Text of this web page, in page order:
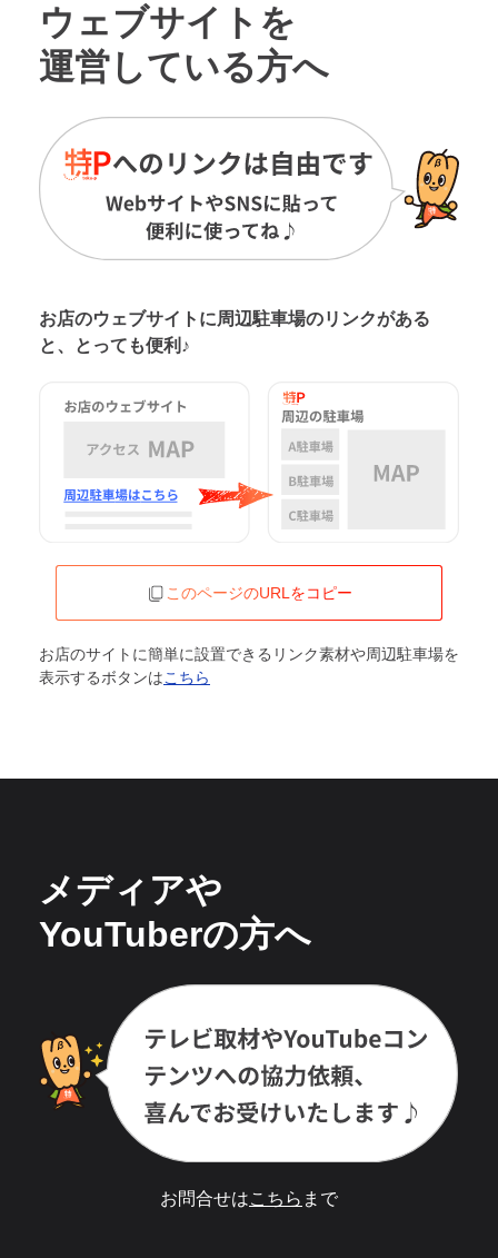
ウェブサイトを
運営している方へ
お店のウェブサイトに周辺駐車場のリンクがある
と、とっても便利♪
このページのURLをコピー
お店のサイトに簡単に設置できるリンク素材や周辺駐車場を
表示するボタンはこちら
メディアや
YouTuberの方へ
お問合せはこちら まで